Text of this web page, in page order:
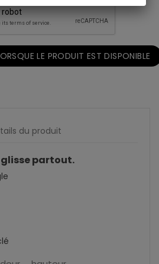
LE PRODUIT EST DISPONIBLE
du produit
glisse partout.